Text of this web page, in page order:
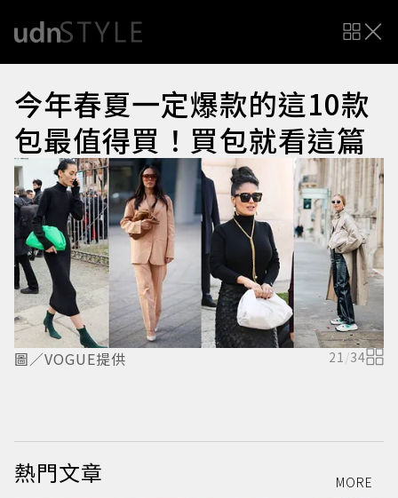
今年春夏一定爆款的這10款
包最值得買！買包就看這篇
圖／VOGUE提供 21 /34
熱門文章 MORE